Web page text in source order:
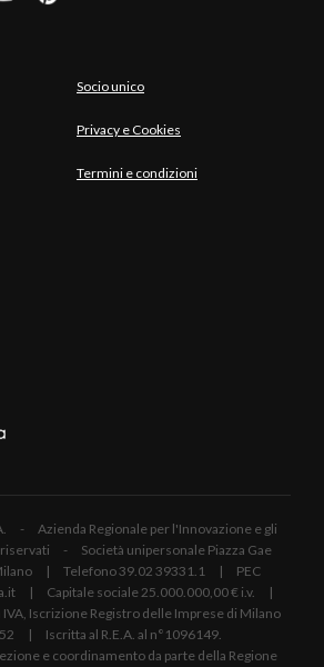
Socio unico
Privacy e Cookies
Termini e condizioni
- Azienda Regionale per l'Innovazione e gli
- Società unipersonale Piazza Gae
| Telefono 39.02 39331.1 | PEC
| Capitale sociale 25.000.000,00 € i.v. |
IVA, Iscrizione Registro delle Imprese di Milano
| Iscritta al R.E.A. al n°1096149.
e coordinamento da parte della Regione